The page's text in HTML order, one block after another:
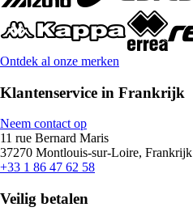
Ontdek al onze merken
Klantenservice in Frankrijk
Neem contact op
11 rue Bernard Maris
37270 Montlouis-sur-Loire, Frankrijk
+33 1 86 47 62 58
Veilig betalen